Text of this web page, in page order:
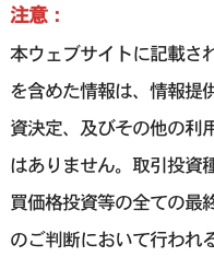
注意：
本ウェブサイトに記載さ
を含めた情報は、情報提
資決定、及びその他の利
はありません。取引投資
買価格投資等の全ての最
のご判断において行われ